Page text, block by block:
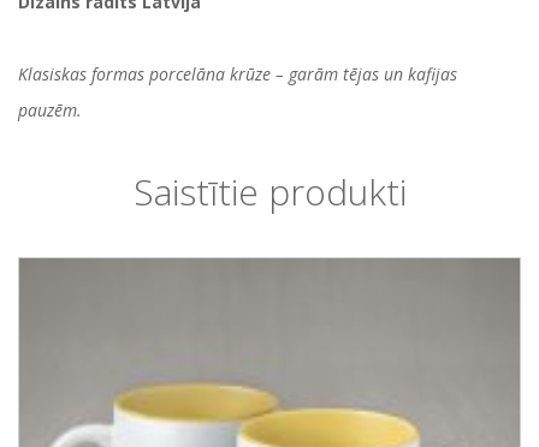
Klasiskas formas porcelāna krūze – garām tējas un kafijas
pauzēm.
Saistītie produkti